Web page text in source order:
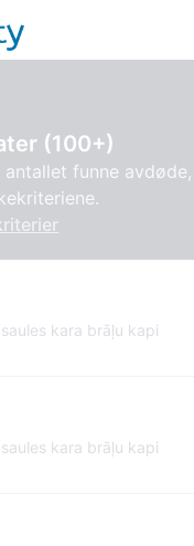
(100+)
antallet funne
kara brāļu kapi
kara brāļu kapi